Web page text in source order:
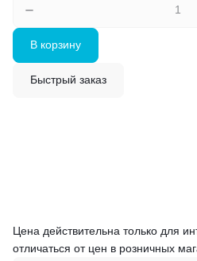
В корзину
Быстрый заказ
Цена действительна только для
отличаться от цен в розничных